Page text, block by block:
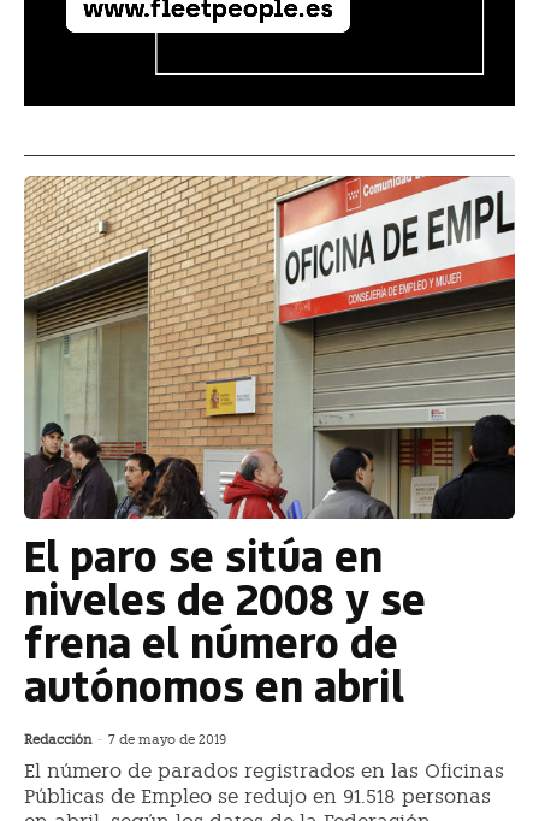
El paro se sitúa en
niveles de 2008 y se
frena el número de
autónomos en abril
Redacción - 7 de mayo de 2019
El número de parados registrados en las Oficinas
Públicas de Empleo se redujo en 91.518 personas